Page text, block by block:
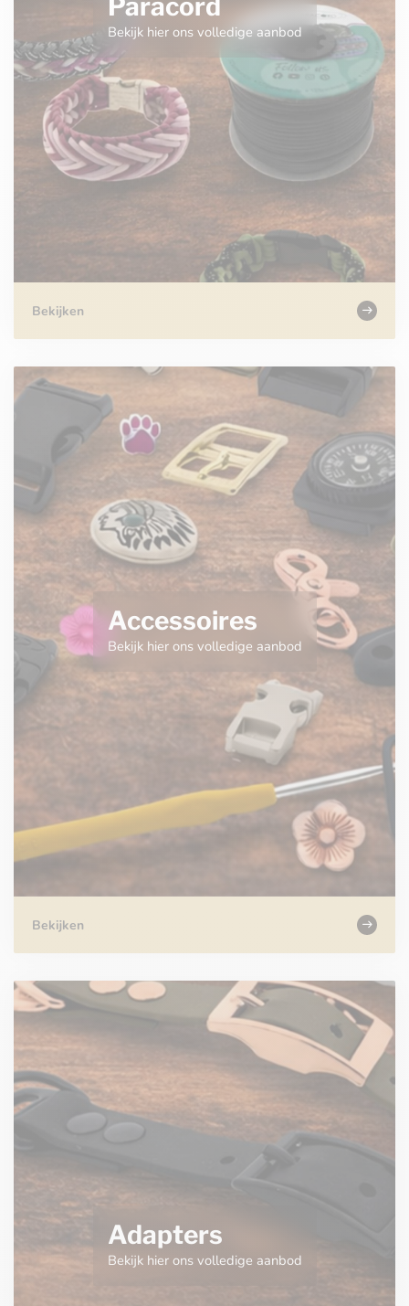
Paracord
Bekijk hier ons volledige aanbod
Bekijken
Accessoires
Bekijk hier ons volledige aanbod
Bekijken
Adapters
Bekijk hier ons volledige aanbod